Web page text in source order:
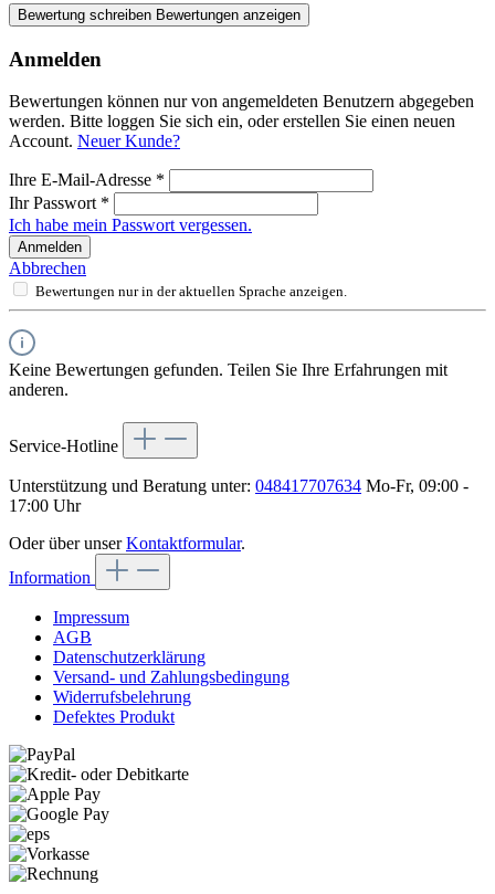
Bewertung schreiben Bewertungen anzeigen
Anmelden
Bewertungen können nur von angemeldeten Benutzern abgegeben
werden. Bitte loggen Sie sich ein, oder erstellen Sie einen neuen
Account. Neuer Kunde?
Ihre E-Mail-Adresse *
Ihr Passwort *
Ich habe mein Passwort vergessen.
Anmelden
Abbrechen
Bewertungen nur in der aktuellen Sprache anzeigen.
Keine Bewertungen gefunden. Teilen Sie Ihre Erfahrungen mit
anderen.
Service-Hotline
Unterstützung und Beratung unter: 048417707634 Mo-Fr, 09:00 -
17:00 Uhr
Oder über unserKontaktformular.
Information
Impressum
AGB
Datenschutzerklärung
Versand- und Zahlungsbedingung
Widerrufsbelehrung
Defektes Produkt